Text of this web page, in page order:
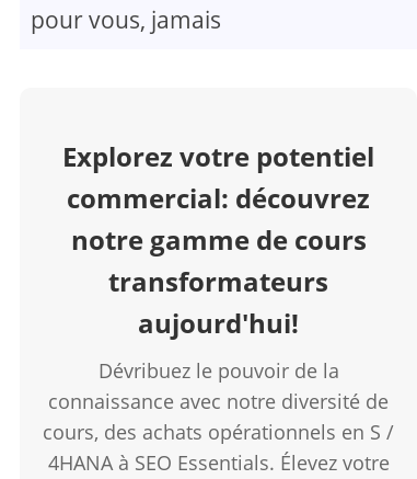
pour vous, jamais
Explorez votre potentiel
commercial: découvrez
notre gamme de cours
transformateurs
aujourd'hui!
Dévribuez le pouvoir de la
connaissance avec notre diversité de
cours, des achats opérationnels en S /
4HANA à SEO Essentials. Élevez votre